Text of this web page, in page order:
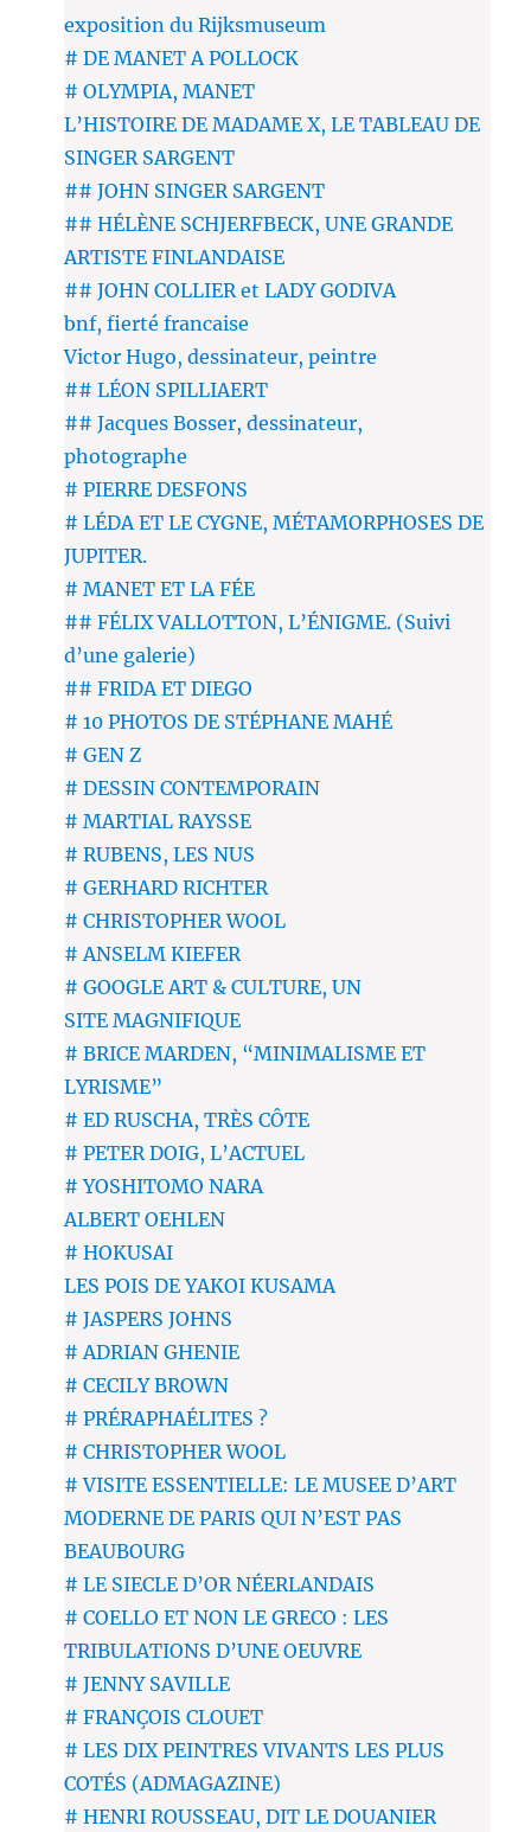
exposition du Rijksmuseum
# DE MANET A POLLOCK
# OLYMPIA, MANET
L’HISTOIRE DE MADAME X, LE TABLEAU DE
SINGER SARGENT
## JOHN SINGER SARGENT
## HÉLÈNE SCHJERFBECK, UNE GRANDE
ARTISTE FINLANDAISE
## JOHN COLLIER et LADY GODIVA
bnf, fierté francaise
Victor Hugo, dessinateur, peintre
## LÉON SPILLIAERT
## Jacques Bosser, dessinateur,
photographe
# PIERRE DESFONS
# LÉDA ET LE CYGNE, MÉTAMORPHOSES DE
JUPITER.
# MANET ET LA FÉE
## FÉLIX VALLOTTON, L’ÉNIGME. (Suivi
d’une galerie)
## FRIDA ET DIEGO
# 10 PHOTOS DE STÉPHANE MAHÉ
# GEN Z
# DESSIN CONTEMPORAIN
# MARTIAL RAYSSE
# RUBENS, LES NUS
# GERHARD RICHTER
# CHRISTOPHER WOOL
# ANSELM KIEFER
# GOOGLE ART & CULTURE, UN
SITE MAGNIFIQUE
# BRICE MARDEN, “MINIMALISME ET
LYRISME”
# ED RUSCHA, TRÈS CÔTE
# PETER DOIG, L’ACTUEL
# YOSHITOMO NARA
ALBERT OEHLEN
# HOKUSAI
LES POIS DE YAKOI KUSAMA
# JASPERS JOHNS
# ADRIAN GHENIE
# CECILY BROWN
# PRÉRAPHAÉLITES ?
# CHRISTOPHER WOOL
# VISITE ESSENTIELLE: LE MUSEE D’ART
MODERNE DE PARIS QUI N’EST PAS
BEAUBOURG
# LE SIECLE D’OR NÉERLANDAIS
# COELLO ET NON LE GRECO : LES
TRIBULATIONS D’UNE OEUVRE
# JENNY SAVILLE
# FRANÇOIS CLOUET
# LES DIX PEINTRES VIVANTS LES PLUS
COTÉS (ADMAGAZINE)
# HENRI ROUSSEAU, DIT LE DOUANIER